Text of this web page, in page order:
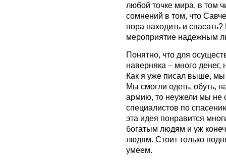
любой точке мира, в том
сомнений в том, что
пора находить и
мероприятие надежным
Понятно, что для
наверняка – много
Как я уже писал выше,
Мы смогли одеть, обуть,
армию, то неужели мы не
специалистов по
эта идея понравится
богатым людям и уж
людям. Стоит только
умеем.